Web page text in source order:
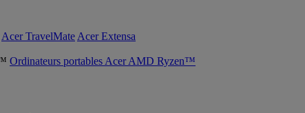
Acer TravelMate Acer Extensa
Ordinateurs portables Acer AMD Ryzen™